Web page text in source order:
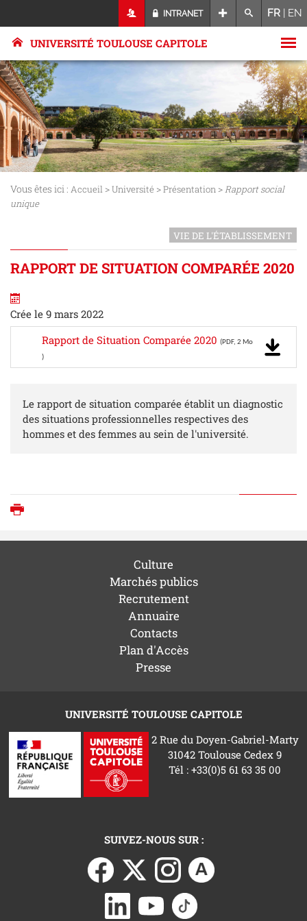
INTRANET FR | EN
UNIVERSITÉ TOULOUSE CAPITOLE
Vous êtes ici : Accueil >Université >Présentation >Rapport social
unique
VIE DE L'ÉTABLISSEMENT
RAPPORT DE SITUATION COMPARÉE 2020
Crée le 9 mars 2022
Rapport de Situation Comparée 2020 (PDF, 2 Mo
)
Le rapport de situation comparée établit un diagnostic
des situations professionnelles respectives des
hommes et des femmes au sein de l'université.
Culture
Marchés publics
Recrutement
Annuaire
Contacts
Plan d'Accès
Presse
UNIVERSITÉ TOULOUSE CAPITOLE
2 Rue du Doyen-Gabriel-Marty
31042 Toulouse Cedex 9
Tél : +33(0)5 61 63 35 00
SUIVEZ-NOUS SUR :